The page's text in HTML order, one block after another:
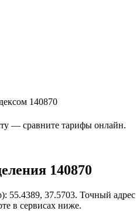
140870
— сравните тарифы онлайн.
140870
55.4389, 37.5703. Точный адрес
в сервисах ниже.